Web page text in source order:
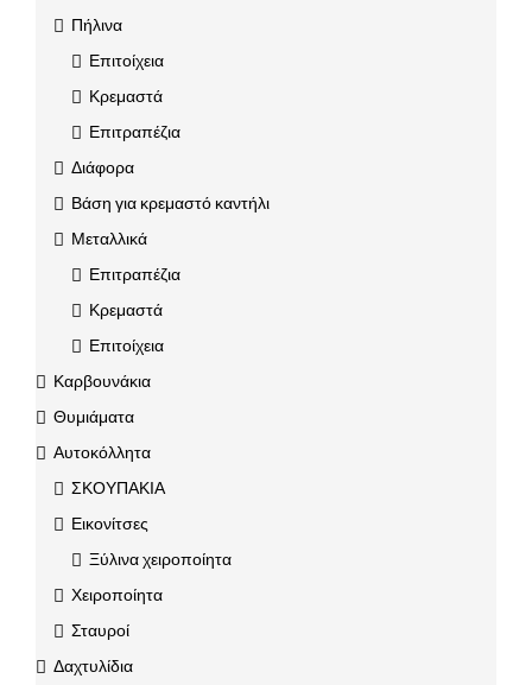
Πήλινα
Επιτοίχεια
Κρεμαστά
Επιτραπέζια
Διάφορα
Βάση για κρεμαστό καντήλι
Μεταλλικά
Επιτραπέζια
Κρεμαστά
Επιτοίχεια
Καρβουνάκια
Θυμιάματα
Αυτοκόλλητα
ΣΚΟΥΠΑΚΙΑ
Εικονίτσες
Ξύλινα χειροποίητα
Χειροποίητα
Σταυροί
Δαχτυλίδια